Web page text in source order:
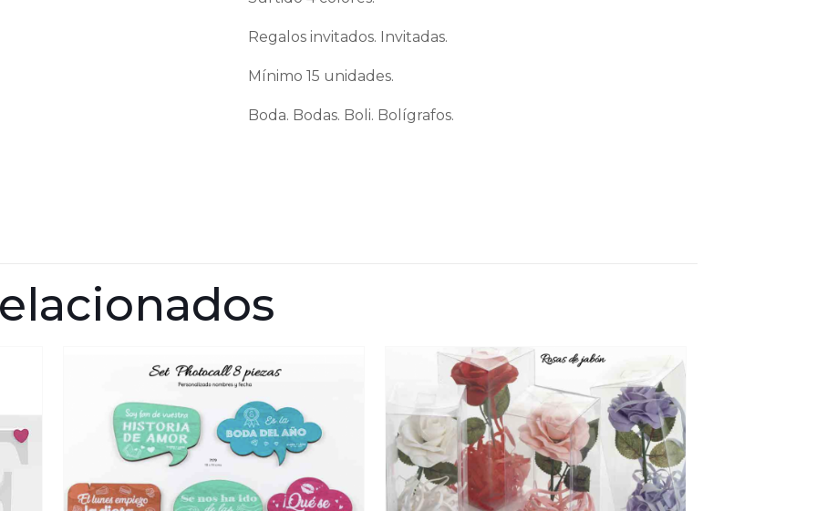
Regalos invitados. Invitadas.
Mínimo 15 unidades.
Boda. Bodas. Boli. Bolígrafos.